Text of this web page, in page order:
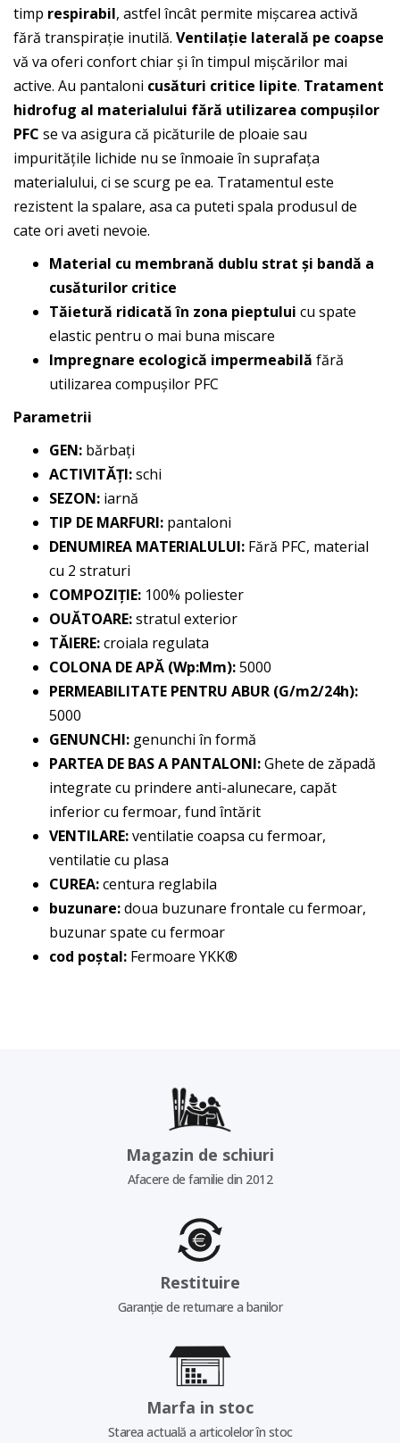
timp respirabil, astfel încât permite mișcarea activă
fără transpirație inutilă. Ventilație laterală pe coapse
vă va oferi confort chiar și în timpul mișcărilor mai
active. Au pantaloni cusături critice lipite. Tratament
hidrofug al materialului fără utilizarea compușilor
PFC se va asigura că picăturile de ploaie sau
impuritățile lichide nu se înmoaie în suprafața
materialului, ci se scurg pe ea. Tratamentul este
rezistent la spalare, asa ca puteti spala produsul de
cate ori aveti nevoie.
Material cu membrană dublu strat și bandă a
cusăturilor critice
Tăietură ridicată în zona pieptului cu spate
elastic pentru o mai buna miscare
Impregnare ecologică impermeabilă fără
utilizarea compușilor PFC
Parametrii
GEN: bărbați
ACTIVITĂȚI:schi
SEZON: iarnă
TIP DE MARFURI: pantaloni
DENUMIREA MATERIALULUI: Fără PFC, material
cu 2 straturi
COMPOZIŢIE: 100% poliester
OUĂTOARE:stratul exterior
TĂIERE:croiala regulata
COLONA DE APĂ (Wp:Mm):5000
PERMEABILITATE PENTRU ABUR (G/m2/24h):
5000
GENUNCHI: genunchi în formă
PARTEA DE BAS A PANTALONI:Ghete de zăpadă
integrate cu prindere anti-alunecare, capăt
inferior cu fermoar, fund întărit
VENTILARE:ventilatie coapsa cu fermoar,
ventilatie cu plasa
CUREA:centura reglabila
buzunare:doua buzunare frontale cu fermoar,
buzunar spate cu fermoar
cod poștal: Fermoare YKK®
Magazin de schiuri
Afacere de familie din 2012
Restituire
Garanție de returnare a banilor
Marfa in stoc
Starea actuală a articolelor în stoc